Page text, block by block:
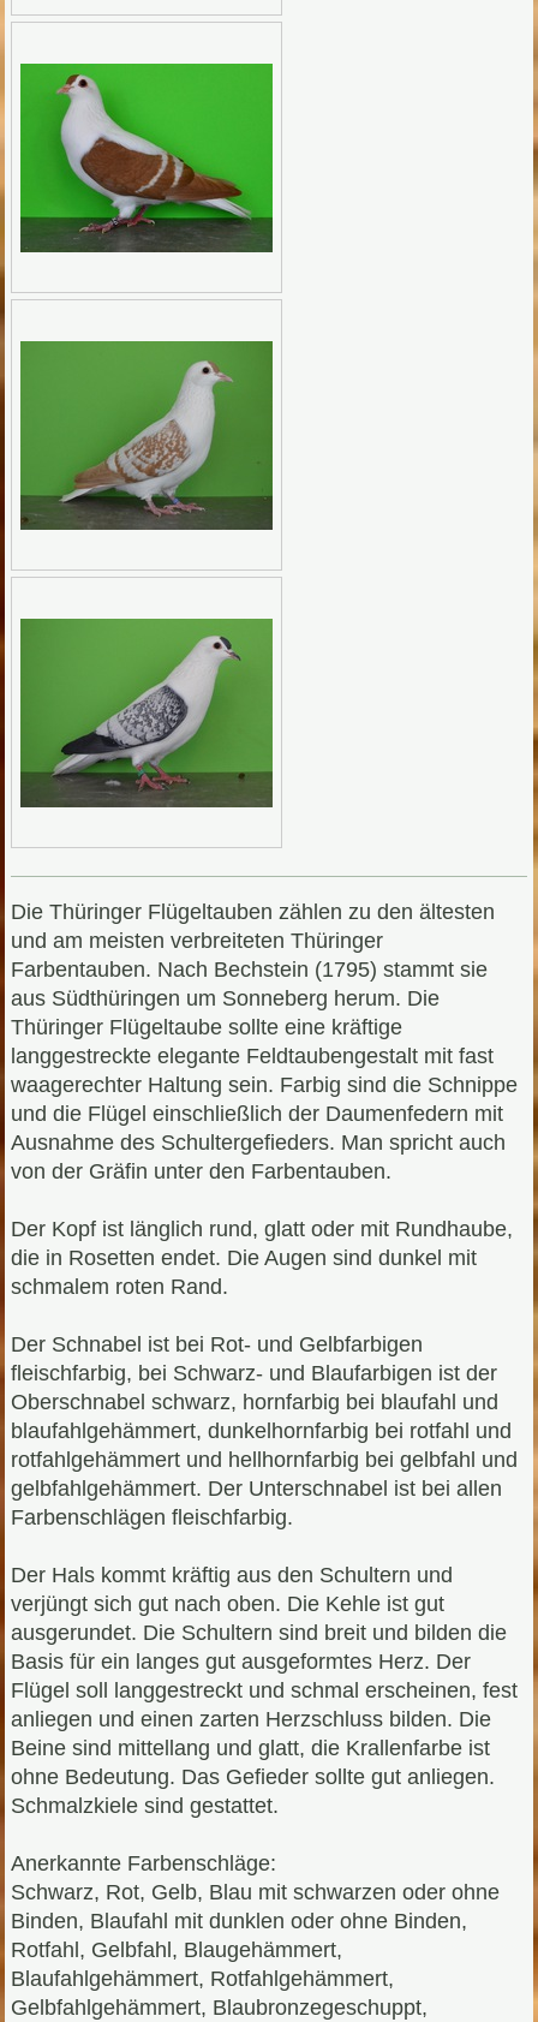
Die Thüringer Flügeltauben zählen zu den ältesten
und am meisten verbreiteten Thüringer
Farbentauben. Nach Bechstein (1795) stammt sie
aus Südthüringen um Sonneberg herum. Die
Thüringer Flügeltaube sollte eine kräftige
langgestreckte elegante Feldtaubengestalt mit fast
waagerechter Haltung sein. Farbig sind die Schnippe
und die Flügel einschließlich der Daumenfedern mit
Ausnahme des Schultergefieders. Man spricht auch
von der Gräfin unter den Farbentauben.
Der Kopf ist länglich rund, glatt oder mit Rundhaube,
die in Rosetten endet. Die Augen sind dunkel mit
schmalem roten Rand.
Der Schnabel ist bei Rot- und Gelbfarbigen
fleischfarbig, bei Schwarz- und Blaufarbigen ist der
Oberschnabel schwarz, hornfarbig bei blaufahl und
blaufahlgehämmert, dunkelhornfarbig bei rotfahl und
rotfahlgehämmert und hellhornfarbig bei gelbfahl und
gelbfahlgehämmert. Der Unterschnabel ist bei allen
Farbenschlägen fleischfarbig.
Der Hals kommt kräftig aus den Schultern und
verjüngt sich gut nach oben. Die Kehle ist gut
ausgerundet. Die Schultern sind breit und bilden die
Basis für ein langes gut ausgeformtes Herz. Der
Flügel soll langgestreckt und schmal erscheinen, fest
anliegen und einen zarten Herzschluss bilden. Die
Beine sind mittellang und glatt, die Krallenfarbe ist
ohne Bedeutung. Das Gefieder sollte gut anliegen.
Schmalzkiele sind gestattet.
Anerkannte Farbenschläge:
Schwarz, Rot, Gelb, Blau mit schwarzen oder ohne
Binden, Blaufahl mit dunklen oder ohne Binden,
Rotfahl, Gelbfahl, Blaugehämmert,
Blaufahlgehämmert, Rotfahlgehämmert,
Gelbfahlgehämmert, Blaubronzegeschuppt,